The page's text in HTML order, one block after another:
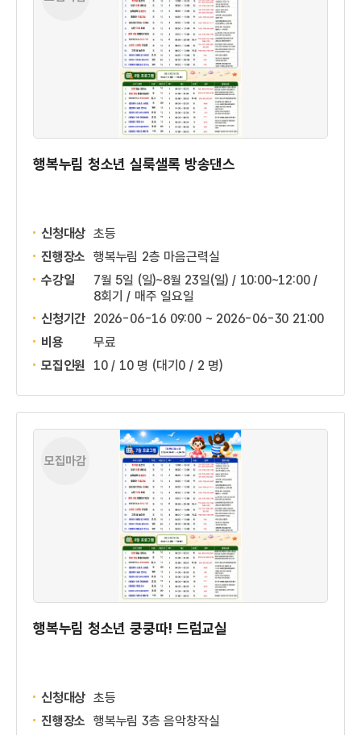
행복누림 청소년 실룩샐록 방송댄스
신청대상 초등
진행장소 행복누림 2층 마음근력실
수강일
7월 5일 (일)~8월 23일(일) / 10:00~12:00 /
8회기 / 매주 일요일
신청기간 2026-06-16 09:00 ~ 2026-06-30 21:00
비용
무료
모집인원
10 / 10 명 (대기0 / 2 명)
모집마감
행복누림 청소년 쿵쿵따! 드럼교실
신청대상 초등
진행장소 행복누림 3층 음악창작실